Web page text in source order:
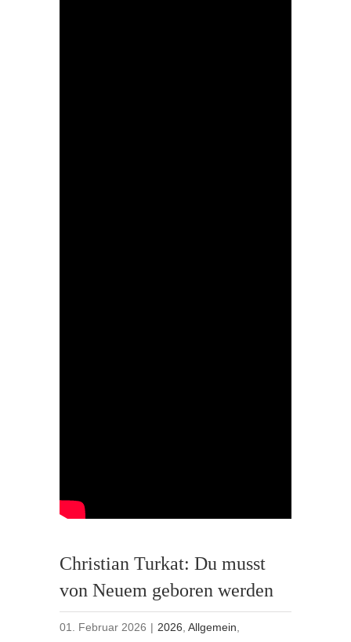
Christian Turkat: Du musst
von Neuem geboren werden
01. Februar 2026 | 2026 ,Allgemein